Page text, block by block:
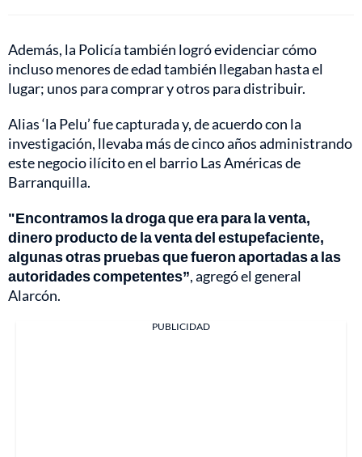
Además, la Policía también logró evidenciar cómo
incluso menores de edad también llegaban hasta el
lugar; unos para comprar y otros para distribuir.
Alias ‘la Pelu’ fue capturada y, de acuerdo con la
investigación, llevaba más de cinco años administrando
este negocio ilícito en el barrio Las Américas de
Barranquilla.
"Encontramos la droga que era para la venta,
dinero producto de la venta del estupefaciente,
algunas otras pruebas que fueron aportadas a las
autoridades competentes”, agregó el general
Alarcón.
PUBLICIDAD